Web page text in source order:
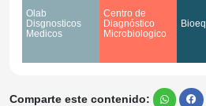
Olab
Disgnosticos
Medicos
Centro de
Diagnóstico
Microbiologico
Comparte este contenido: